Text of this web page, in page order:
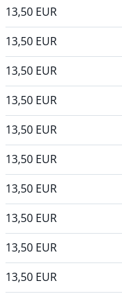
13,50 EUR
13,50 EUR
13,50 EUR
13,50 EUR
13,50 EUR
13,50 EUR
13,50 EUR
13,50 EUR
13,50 EUR
13,50 EUR